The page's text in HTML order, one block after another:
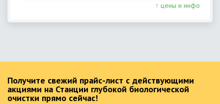
↑ цены и инфо
Получите свежий прайс-лист с действующими
акциями на Станции глубокой биологической
очистки прямо сейчас!